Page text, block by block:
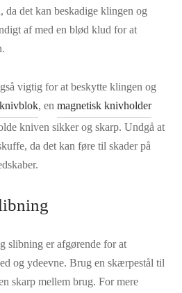
da det kan beskadige klingen og
af med en blød klud for at
vigtig for at beskytte klingen og
knivblok, en magnetisk knivholder
kniven sikker og skarp. Undgå at
da det kan føre til skader på
slibning er afgørende for at
og ydeevne. Brug en skærpestål til
skarp mellem brug. For mere